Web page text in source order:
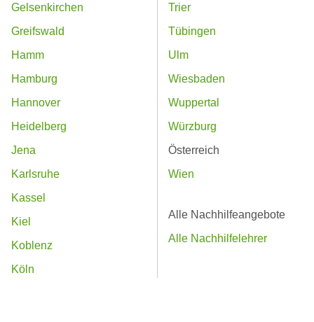
Gelsenkirchen
Greifswald
Hamm
Hamburg
Hannover
Heidelberg
Jena
Karlsruhe
Kassel
Kiel
Koblenz
Köln
Trier
Tübingen
Ulm
Wiesbaden
Wuppertal
Würzburg
Österreich
Wien
Alle Nachhilfeangebote
Alle Nachhilfelehrer